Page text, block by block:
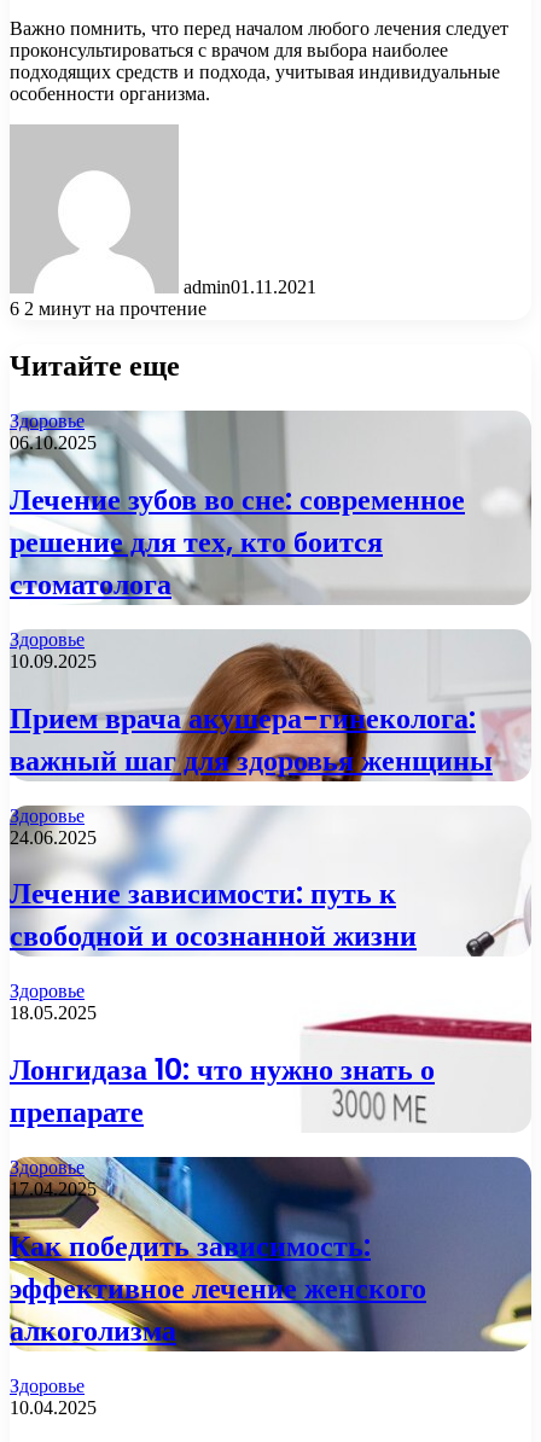
Важно помнить, что перед началом любого лечения следует
проконсультироваться с врачом для выбора наиболее
подходящих средств и подхода, учитывая индивидуальные
особенности организма.
admin01.11.2021
6 2 минут на прочтение
Читайте еще
Здоровье
06.10.2025
Лечение зубов во сне: современное
решение для тех, кто боится
стоматолога
Здоровье
10.09.2025
Прием врача акушера-гинеколога:
важный шаг для здоровья женщины
Здоровье
24.06.2025
Лечение зависимости: путь к
свободной и осознанной жизни
Здоровье
18.05.2025
Лонгидаза 10: что нужно знать о
препарате
Здоровье
17.04.2025
Как победить зависимость:
эффективное лечение женского
алкоголизма
Здоровье
10.04.2025